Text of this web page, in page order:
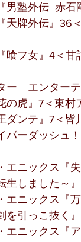
塾外伝  赤石
牌外伝』36＜
フ女』4＜甘
　エンターテ
虎』7＜東村
ンテ』7＜皆
ーダッシュ！
ニックス『失
しました～』
ニックス『万
引っこ抜く』
ニックス『ア